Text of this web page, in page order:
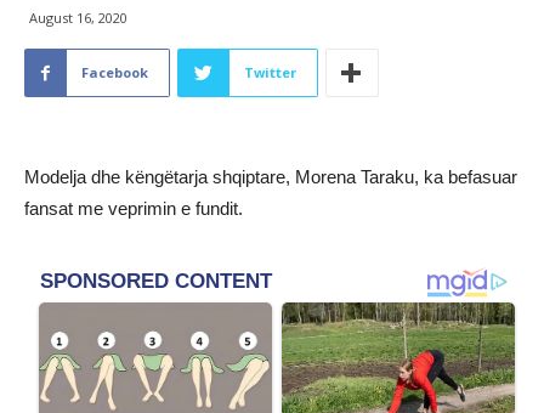
August 16, 2020
Facebook Twitter
Modelja dhe këngëtarja shqiptare, Morena Taraku, ka befasuar
fansat me veprimin e fundit.